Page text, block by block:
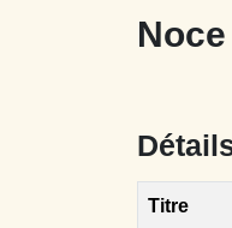
Titre